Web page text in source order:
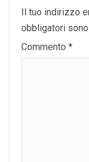
Il tuo indirizzo
obbligatori
Commento *